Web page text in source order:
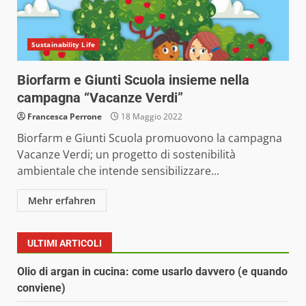
Sustainability Life
Biorfarm e Giunti Scuola insieme nella
campagna “Vacanze Verdi”
Francesca Perrone 18 Maggio 2022
Biorfarm e Giunti Scuola promuovono la campagna
Vacanze Verdi; un progetto di sostenibilità
ambientale che intende sensibilizzare...
Mehr erfahren
ULTIMI ARTICOLI
Olio di argan in cucina: come usarlo davvero (e quando
conviene)